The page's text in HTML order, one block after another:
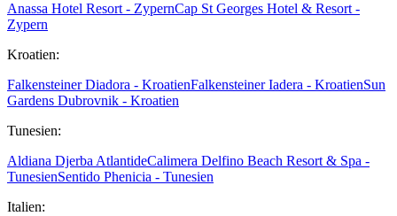
Anassa Hotel Resort - ZypernCap St Georges Hotel & Resort -
Zypern
Kroatien:
Falkensteiner Diadora - KroatienFalkensteiner Iadera - KroatienSun
Gardens Dubrovnik - Kroatien
Tunesien:
Aldiana Djerba AtlantideCalimera Delfino Beach Resort & Spa -
TunesienSentido Phenicia - Tunesien
Italien: